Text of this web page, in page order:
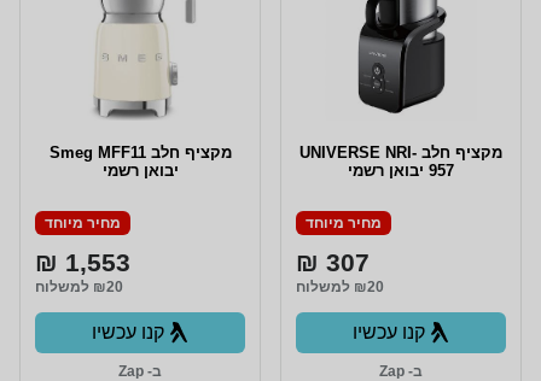
מקציף חלב UNIVERSE NRI-
957 יבואן רשמי
מחיר מיוחד
307 ₪
₪20 למשלוח
קנו עכשיו
ב- Zap
‏מקציף חלב Smeg MFF11
יבואן רשמי
מחיר מיוחד
1,553 ₪
₪20 למשלוח
קנו עכשיו
ב- Zap